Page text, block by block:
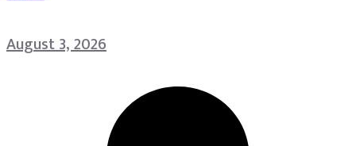
August 3, 2026